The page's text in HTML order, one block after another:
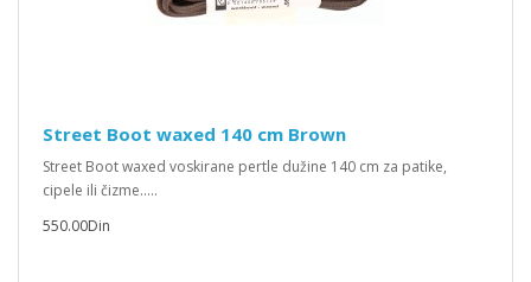
Street Boot waxed 140 cm Brown
Street Boot waxed voskirane pertle dužine 140 cm za patike,
cipele ili čizme.....
550.00Din